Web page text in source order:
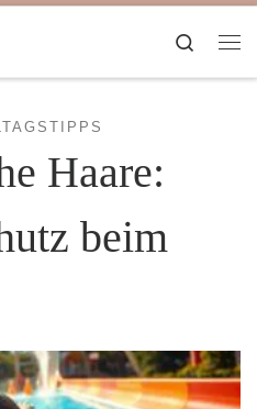
Search
Haare:
beim